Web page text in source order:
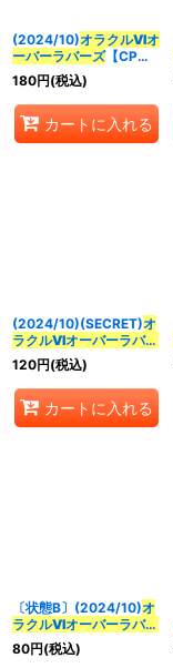
(2024/10)オラクルVIオ
ーバーラバーズ【CP】
{BS67-CP08}《多》
180円(税込)
カートに入れる
(2024/10)(SECRET)オ
ラクルVIオーバーラバー
ズ【CP-SEC】{BS67-
CP08}《多》
120円(税込)
カートに入れる
〔状態B〕(2024/10)オ
ラクルVIオーバーラバー
ズ【CP】{BS67-CP08}
《多》
80円(税込)